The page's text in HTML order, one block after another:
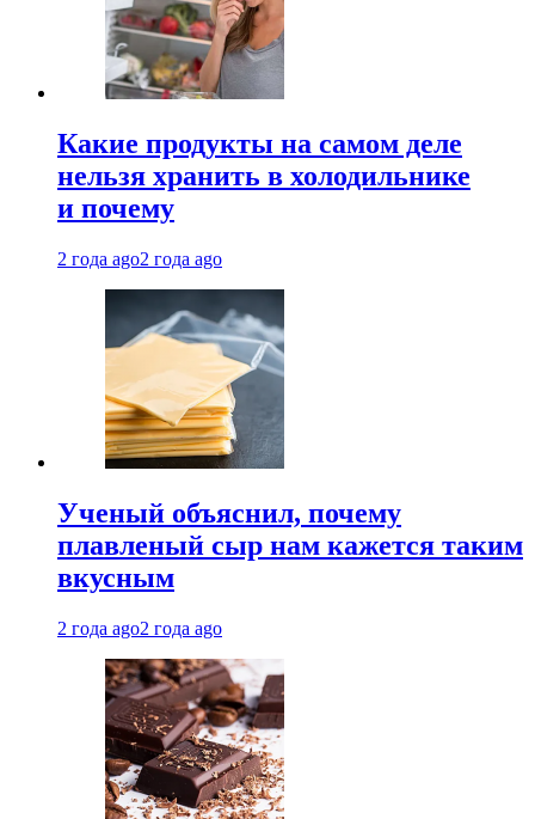
Какие продукты на самом деле
нельзя хранить в холодильнике
и почему
2 года ago2 года ago
Ученый объяснил, почему
плавленый сыр нам кажется таким
вкусным
2 года ago2 года ago